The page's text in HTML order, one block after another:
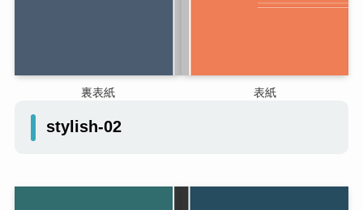
裏表紙 表紙
stylish-02